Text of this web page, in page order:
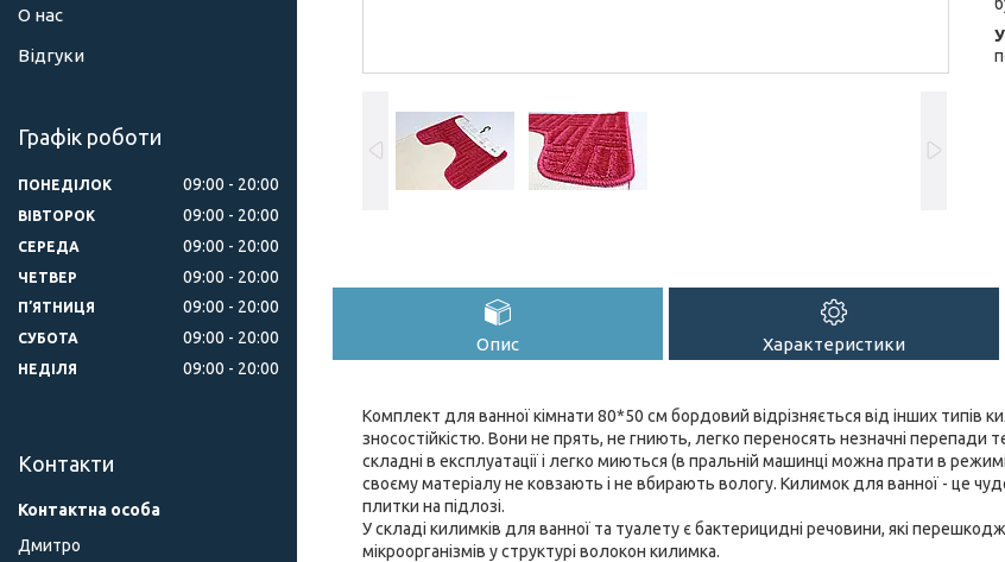
Опис Характеристики
Комплект для ванної кімнати 80*50 см бордовий відрізняється від інших типів
зносостійкістю. Вони не прять, не гниють, легко переносять незначні перепади
складні в експлуатації і легко миються (в пральній машинці можна прати в
своєму матеріалу не ковзають і не вбирають вологу. Килимок для ванної - це
плитки на підлозі.
У складі килимків для ванної та туалету є бактерицидні речовини, які
мікроорганізмів у структурі волокон килимка.
О нас
Відгуки
Графік роботи
ПОНЕДІЛОК 09:00 20:00
ВІВТОРОК 09:00 20:00
СЕРЕДА 09:00 20:00
ЧЕТВЕР 09:00 20:00
ПʼЯТНИЦЯ 09:00 20:00
СУБОТА 09:00 20:00
НЕДІЛЯ 09:00 20:00
Контакти
Дмитро